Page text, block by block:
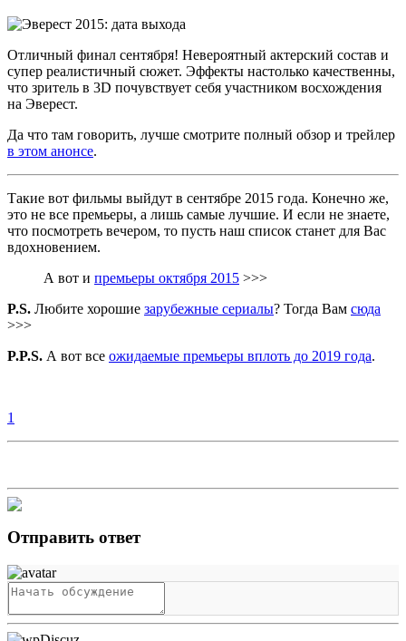
Отличный финал сентября! Невероятный актерский состав и
супер реалистичный сюжет. Эффекты настолько качественны,
что зритель в 3D почувствует себя участником восхождения
на Эверест.
Да что там говорить, лучше смотрите полный обзор и трейлер
в этом анонсе.
Такие вот фильмы выйдут в сентябре 2015 года. Конечно же,
это не все премьеры, а лишь самые лучшие. И если не знаете,
что посмотреть вечером, то пусть наш список станет для Вас
вдохновением.
А вот и премьеры октября 2015 >>>
P.S. Любите хорошие зарубежные сериалы? Тогда Вам сюда
>>>
P.P.S. А вот все ожидаемые премьеры вплоть до 2019 года.
1
Отправить ответ